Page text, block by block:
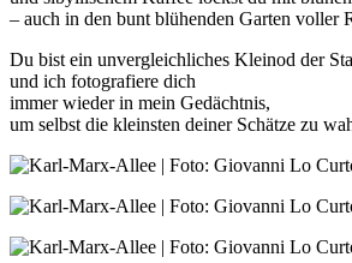
– auch in den bunt blühenden Garten voller
Du bist ein unvergleichliches Kleinod der
und ich fotografiere dich
immer wieder in mein Gedächtnis,
um selbst die kleinsten deiner Schätze zu